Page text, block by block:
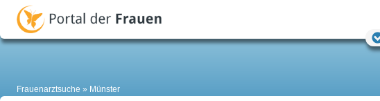
Frauenarztsuche Münster